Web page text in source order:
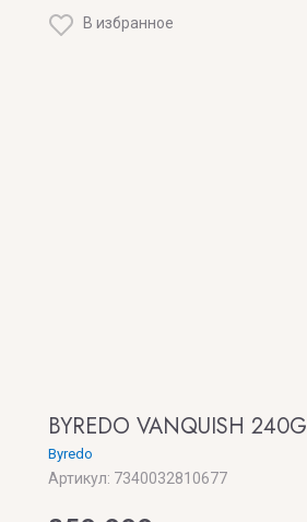
В избранное
BYREDO VANQUISH 240G
Byredo
Артикул: 7340032810677